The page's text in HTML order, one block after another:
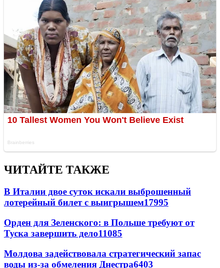
ЧИТАЙТЕ ТАКЖЕ
В Италии двое суток искали выброшенный
лотерейный билет с выигрышем17995
Орден для Зеленского: в Польше требуют от
Туска завершить дело11085
Молдова задействовала стратегический запас
воды из-за обмеления Днестра6403